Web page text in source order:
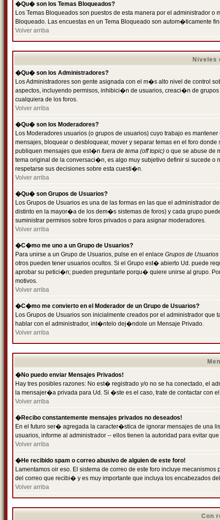
�Qu� son los Temas Bloqueados?
Los Temas Bloqueados son puestos de esta manera por el administrador
Bloqueado. Las encuestas en un Tema Bloqueado son autom�ticamente
Volver arriba
Niveles
�Qu� son los Administradores?
Los Administradores son gente asignada con el m�s alto nivel de control
aspectos, incluyendo permisos, inhibici�n de usuarios, creaci�n de
cualquiera de los foros.
Volver arriba
�Qu� son los Moderadores?
Los Moderadores usuarios (o grupos de usuarios) cuyo trabajo es
mensajes, bloquear o desbloquear, mover y separar temas en el foro
publiquen mensajes que est�n fuera de tema (off topic) o que se abuse de
tema original de la conversaci�n, es algo muy subjetivo definir si sucede
respetarse sus decisiones sobre esta cuesti�n.
Volver arriba
�Qu� son Grupos de Usuarios?
Los Grupos de Usuarios es una de las formas en las que el administrador
distinto en la mayor�a de los dem�s sistemas de foros) y cada grupo
suministrar permisos sobre foros privados o para asignar moderadores.
Volver arriba
�C�mo me uno a un Grupo de Usuarios?
Para unirse a un Grupo de Usuarios, pulse en el enlace Grupos de Usuarios
otros pueden tener usuarios ocultos. Si el Grupo est� abierto Ud. puede
aprobar su petici�n; pueden preguntarle porqu� quiere unirse al grupo.
motivos.
Volver arriba
�C�mo me convierto en el Moderador de un Grupo de Usuarios?
Los Grupos de Usuarios son inicialmente creados por el administrador
hablar con el administrador, int�ntelo dej�ndole un Mensaje Privado.
Volver arriba
�No puedo enviar Mensajes Privados!
Hay tres posibles razones: No est� registrado y/o no se ha conectado, el
la mensajer�a privada para Ud. Si �ste es el caso, trate de contactar con
Volver arriba
�Recibo constantemente mensajes privados no deseados!
En el futuro ser� agregada la caracter�stica de ignorar mensajes de una
usuarios, informe al administrador -- ellos tienen la autoridad para evitar
Volver arriba
�He recibido spam o correo abusivo de alguien de este foro!
Lamentamos oir eso. El sistema de correo de este foro incluye
del correo que recibi� y es muy importante que incluya los encabezados
Volver arriba
Con